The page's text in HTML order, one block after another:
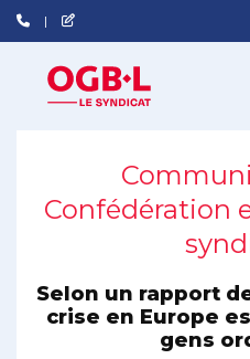
Confédération
Selon un rapport
crise en Europe
gens